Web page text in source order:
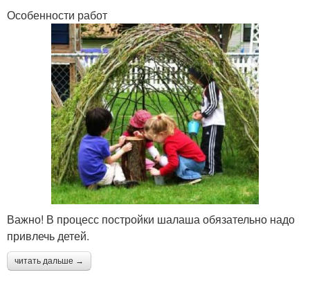
Особенности работ
Важно! В процесс постройки шалаша обязательно надо
привлечь детей.
читать дальше →